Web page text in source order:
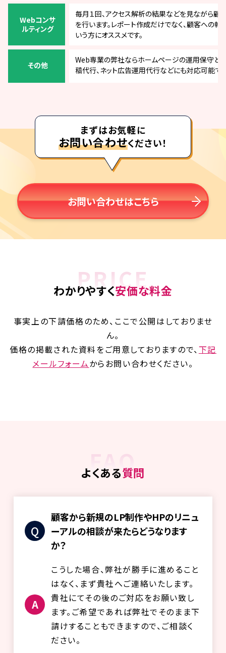
Webコンサ
ルティング
毎月１回、アクセス解析の結果などを見ながら顧
を行います。レポート作成だけでなく、顧客への
いう方にオススメです。
その他
Web専業の弊社ならホームページの運用保守とは
稿代行、ネット広告運用代行などにも対応可能です
まずはお気軽に
お問い合わせください！
お問い合わせはこちら
わかりやすく安価な料金
PRICE
事実上の下請価格のため、ここで公開はしておりませ
ん。
価格の掲載された資料をご用意しておりますので、下記
メールフォームからお問い合わせください。
よくある質問
FAQ
顧客から新規のLP制作やHPのリニュ
ーアルの相談が来たらどうなります
か？
こうした場合、弊社が勝手に進めること
はなく、まず貴社へご連絡いたします。
貴社にてその後のご対応をお願い致し
ます。ご希望であれば弊社でそのまま下
請けすることもできますので、ご相談く
ださい。